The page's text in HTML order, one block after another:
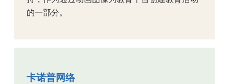
的一部分。
卡诺普网络